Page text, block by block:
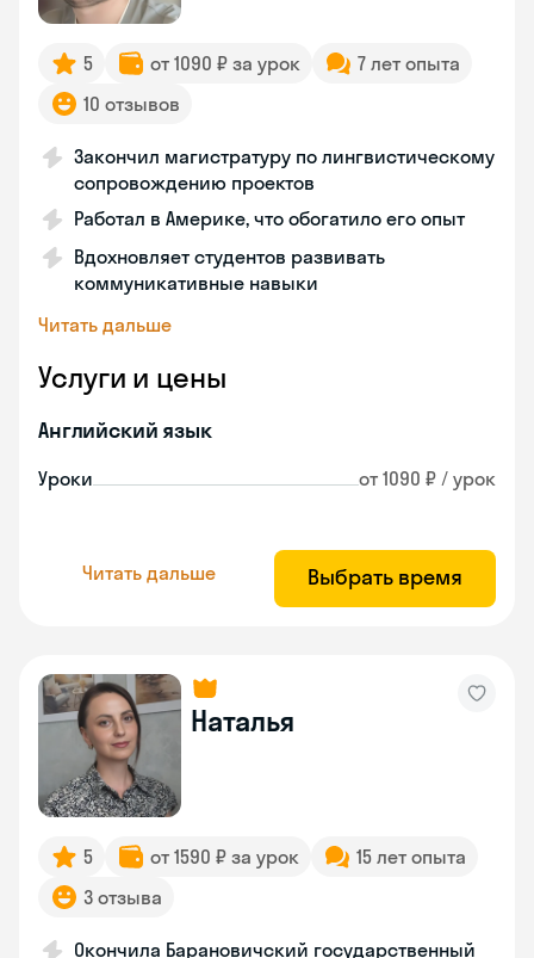
5 от 1090 ₽ за урок
7 лет опыта
10 отзывов
Закончил магистратуру по лингвистическому
сопровождению проектов
Работал в Америке, что обогатило его опыт
Вдохновляет студентов развивать
коммуникативные навыки
Читать дальше
Услуги и цены
Английский язык
Уроки от 1090 ₽ / урок
Читать дальше Выбрать время
Наталья
5 от 1590 ₽ за урок
15 лет опыта
3 отзыва
Окончила Барановичский государственный